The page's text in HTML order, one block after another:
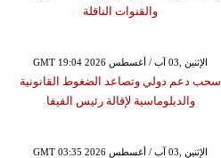
والقنوات الناقلة
GMT 19:04 2026 الإثنين ,03 آب / أغسطس
سحب دعم دولي وتصاعد الضغوط القانونية
والدبلوماسية لإقالة رئيس الفيفا
GMT 03:35 2026 الإثنين ,03 آب / أغسطس